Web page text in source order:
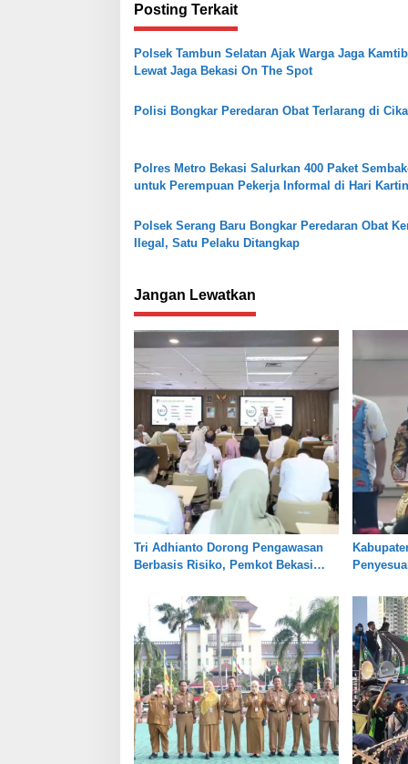
g
a
s
p
s
Posting Terkait
Polsek Tambun Selatan Ajak Warga Jaga
Lewat Jaga Bekasi On The Spot
Polisi Bongkar Peredaran Obat Terlarang di
Polres Metro Bekasi Salurkan 400 Paket
untuk Perempuan Pekerja Informal di Hari
Polsek Serang Baru Bongkar Peredaran Obat
Ilegal, Satu Pelaku Ditangkap
Jangan Lewatkan
Tri Adhianto Dorong Pengawasan
Berbasis Risiko, Pemkot Bekasi
Pertanian